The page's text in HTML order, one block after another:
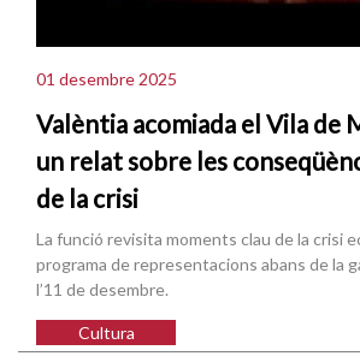
01 desembre 2025
Valèntia acomiada el Vila de
un relat sobre les
de la crisi
La funció revisita moments clau de la crisi
programa de representacions abans de la
l’11 de desembre.
Cultura